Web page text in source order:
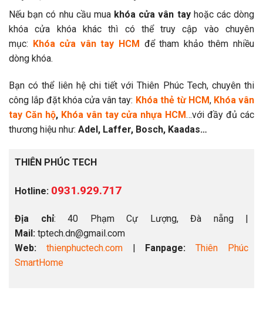
Nếu bạn có nhu cầu mua khóa cửa vân tayhoặc các dòng
khóa cửa khóa khác thì có thể truy cập vào chuyên
mục:
Khóa cửa vân tay HCM để tham khảo thêm nhiều
dòng khóa.
Bạn có thể liên hệ chi tiết với Thiên Phúc Tech, chuyên thi
công lắp đặt khóa cửa vân tay: Khóa thẻ từ HCM, Khóa vân
tay Căn hộ, Khóa vân tay cửa nhựa HCM…với đầy đủ các
thương hiệu như: Adel, Laffer, Bosch, Kaadas…
THIÊN PHÚC TECH
Hotline: 0931.929.717
Địa chỉ: 40 Phạm Cự Lượng, Đà nẵng |
Mail: tptech.dn@gmail.com
Web:
thienphuctech.com| Fanpage:
Thiên Phúc
SmartHome